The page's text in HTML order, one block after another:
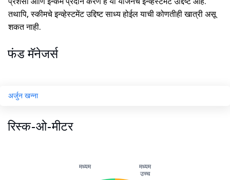
तथापि, स्कीमचे इन्व्हेस्टमेंट उद्दिष्ट साध्य होईल याची कोणतीही खात्री असू
शकत नाही.
फंड मॅनेजर्स
अर्जुन खन्ना
रिस्क-ओ-मीटर
मध्यम
मध्यम
उच्च